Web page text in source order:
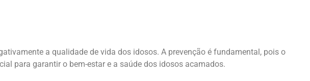
a qualidade de vida dos idosos. A prevenção é fundamental, pois o
para garantir o bem-estar e a saúde dos idosos acamados.